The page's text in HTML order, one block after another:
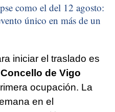
como el del 12 agosto:
único en más de un
iniciar el traslado es
Concello de Vigo
ocupación. La
en el